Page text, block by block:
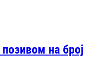
на број